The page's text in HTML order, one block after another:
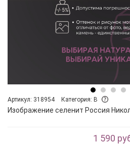
Артикул: 318954 Категория: B
Изображение селенит Россия
1 590